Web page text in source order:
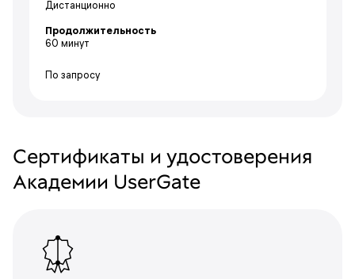
Дистанционно
Продолжительность
60 минут
По запросу
Сертификаты и удостоверения
Академии UserGate